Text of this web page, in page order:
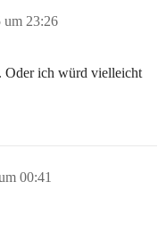
um 23:26
Oder ich würd vielleicht
00:41